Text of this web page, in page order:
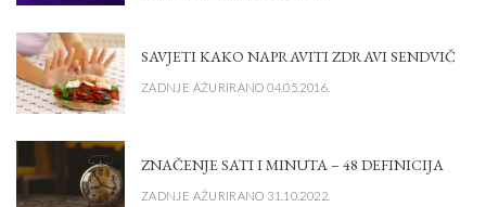
SAVJETI KAKO NAPRAVITI ZDRAVI SENDVIČ
ZADNJE AŽURIRANO 04.05.2016.
ZNAČENJE SATI I MINUTA – 48 DEFINICIJA
ZADNJE AŽURIRANO 31.10.2022.